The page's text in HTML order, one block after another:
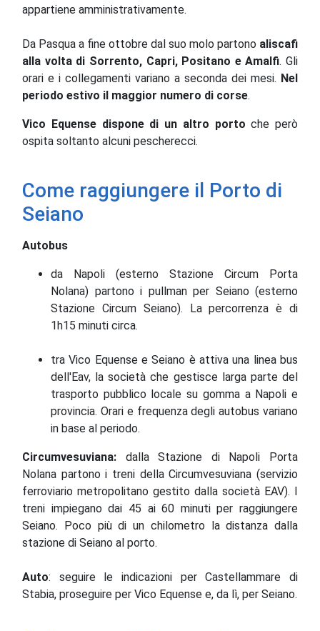
appartiene amministrativamente.
Da Pasqua a fine ottobre dal suo molo partono aliscafi
alla volta di Sorrento, Capri, Positano e Amalfi. Gli
orari e i collegamenti variano a seconda dei mesi. Nel
periodo estivo il maggior numero di corse.
Vico Equense dispone di un altro porto che però
ospita soltanto alcuni pescherecci.
Come raggiungere il Porto di
Seiano
Autobus
da Napoli (esterno Stazione Circum Porta
Nolana) partono i pullman per Seiano (esterno
Stazione Circum Seiano). La percorrenza è di
1h15 minuti circa.
tra Vico Equense e Seiano è attiva una linea bus
dell'Eav, la società che gestisce larga parte del
trasporto pubblico locale su gomma a Napoli e
provincia. Orari e frequenza degli autobus variano
in base al periodo.
Circumvesuviana: dalla Stazione di Napoli Porta
Nolana partono i treni della Circumvesuviana (servizio
ferroviario metropolitano gestito dalla società EAV). I
treni impiegano dai 45 ai 60 minuti per raggiungere
Seiano. Poco più di un chilometro
la distanza dalla
stazione di Seiano al porto.
Auto: seguire le indicazioni per Castellammare di
Stabia, proseguire per Vico Equense e, da lì, per Seiano.